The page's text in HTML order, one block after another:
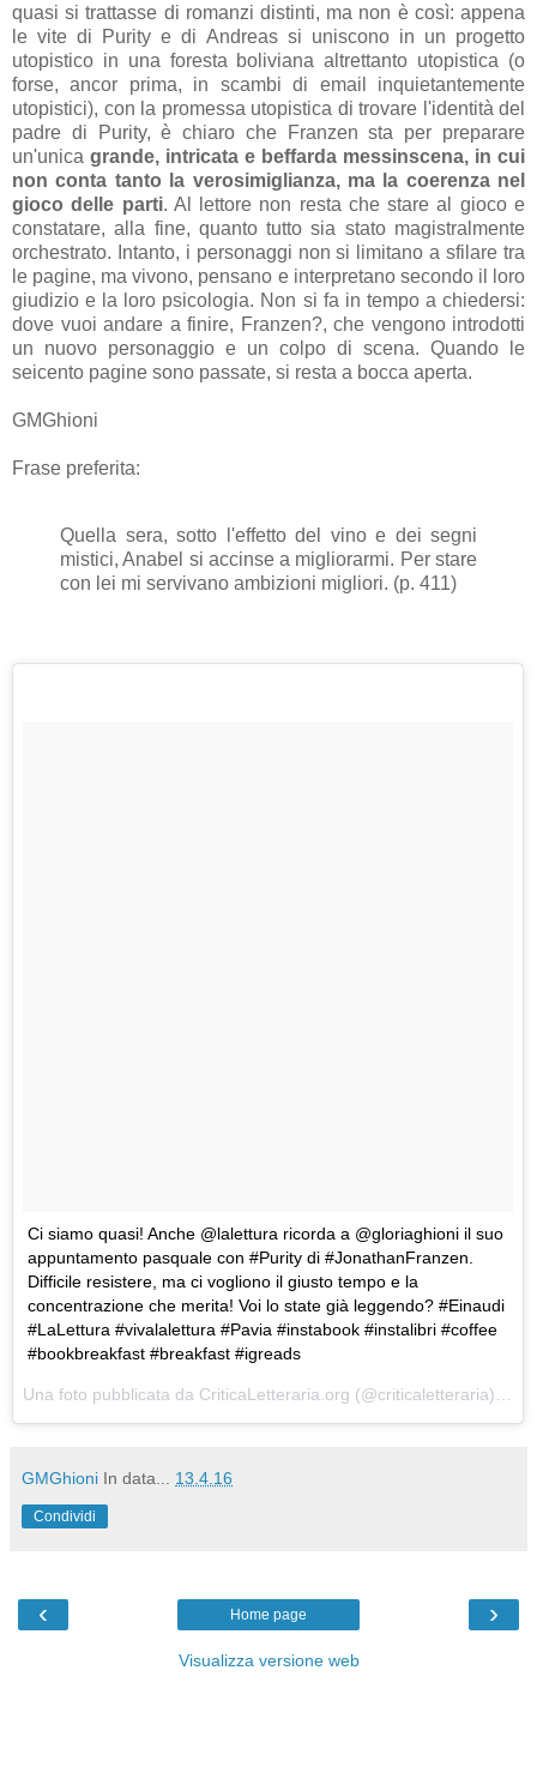
quasi si trattasse di romanzi distinti, ma non è così: appena
le vite di Purity e di Andreas si uniscono in un progetto
utopistico in una foresta boliviana altrettanto utopistica (o
forse, ancor prima, in scambi di email inquietantemente
utopistici), con la promessa utopistica di trovare l'identità del
padre di Purity, è chiaro che Franzen sta per preparare
un'unica grande, intricata e beffarda messinscena, in cui
non conta tanto la verosimiglianza, ma la coerenza nel
gioco delle parti. Al lettore non resta che stare al gioco e
constatare, alla fine, quanto tutto sia stato magistralmente
orchestrato. Intanto, i personaggi non si limitano a sfilare tra
le pagine, ma vivono, pensano e interpretano secondo il loro
giudizio e la loro psicologia. Non si fa in tempo a chiedersi:
dove vuoi andare a finire, Franzen?, che vengono introdotti
un nuovo personaggio e un colpo di scena. Quando le
seicento pagine sono passate, si resta a bocca aperta.
GMGhioni
Frase preferita:
Quella sera, sotto l'effetto del vino e dei segni
mistici, Anabel si accinse a migliorarmi. Per stare
con lei mi servivano ambizioni migliori. (p. 411)
Ci siamo quasi! Anche @lalettura ricorda a @gloriaghioni il suo
appuntamento pasquale con #Purity di #JonathanFranzen.
Difficile resistere, ma ci vogliono il giusto tempo e la
concentrazione che merita! Voi lo state già leggendo? #Einaudi
#LaLettura #vivalalettura #Pavia #instabook #instalibri #coffee
#bookbreakfast #breakfast #igreads
GMGhioni In data... 13.4.16
Condividi
‹ ›
Home page
Visualizza versione web